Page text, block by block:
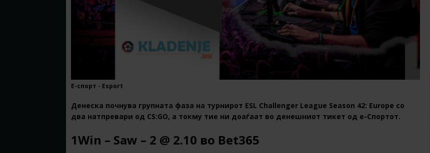
Е-спорт - Esport
Денеска почнува групната фаза на турнирот ESL Challenger League Season 42: Europe со
два натпревари од CS:GO, а токму тие ни доаѓаат во денешниот тикет од е-Спортот.
1Win – Saw – 2 @ 2.10 во Bet365